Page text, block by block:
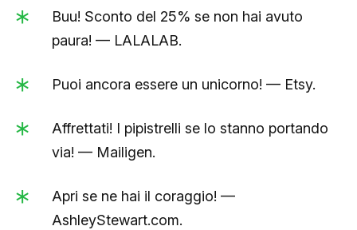
Buu! Sconto del 25% se non hai avuto
paura! — LALALAB.
Puoi ancora essere un unicorno! — Etsy.
Affrettati! I pipistrelli se lo stanno portando
via! — Mailigen.
Apri se ne hai il coraggio! —
AshleyStewart.com.